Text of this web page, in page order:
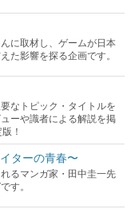
に取材し、ゲームが日本
た影響を探る企画です。
なトピック・タイトルを
ーや識者による解説を掲
！
ターの青春〜
るマンガ家・田中圭一先
す。